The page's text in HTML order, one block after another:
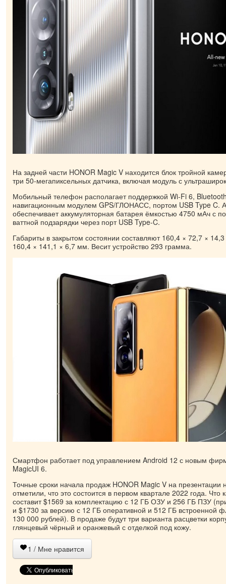
На задней части HONOR Magic V находится блок тройной
три 50-мегапиксельных датчика, включая модуль с
Мобильный телефон располагает поддержкой Wi-Fi 6,
навигационным модулем GPS/ГЛОНАСС, портом USB Type C.
обеспечивает аккумуляторная батарея ёмкостью 4750 мАч с
ваттной подзарядки через порт USB Type-C.
Габариты в закрытом состоянии составляют 160,4 × 72,7 ×
160,4 × 141,1 × 6,7 мм. Весит устройство 293 грамма.
Смартфон работает под управлением Android 12 с новым
MagicUI 6.
Точные сроки начала продаж HONOR Magic V на презентации
отметили, что это состоится в первом квартале 2022 года. Что
составит $1569 за комплектацию с 12 ГБ ОЗУ и 256 ГБ ПЗУ
и $1730 за версию с 12 ГБ оперативной и 512 ГБ встроенной
130 000 рублей). В продаже будут три варианта расцветки
глянцевый чёрный и оранжевый с отделкой под кожу.
1 / Мне нравится